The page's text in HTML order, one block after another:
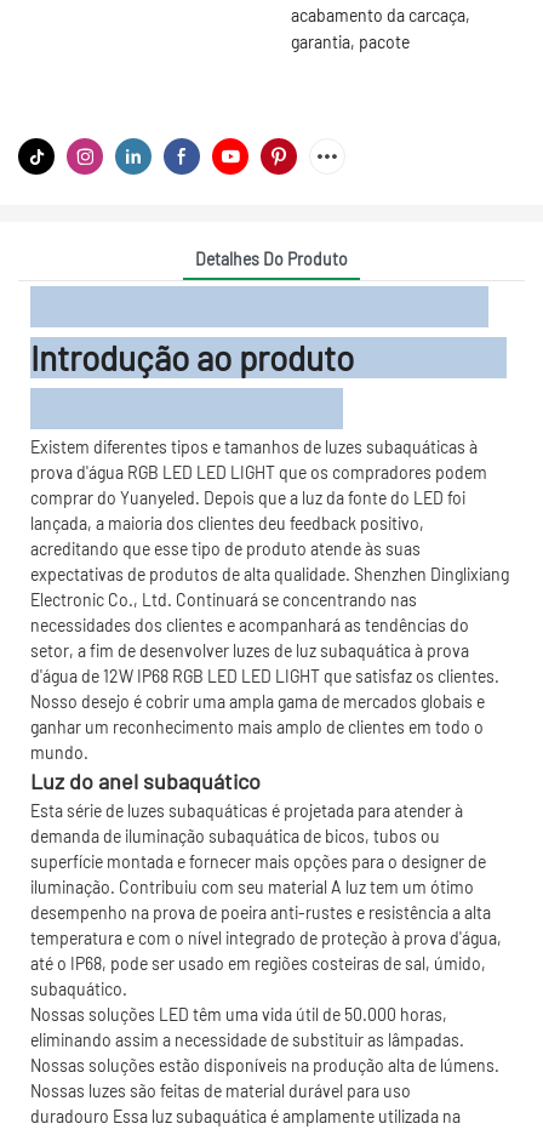
acabamento da carcaça,
garantia, pacote
Detalhes Do Produto
Introdução ao produto
Existem diferentes tipos e tamanhos de luzes subaquáticas à
prova d'água RGB LED LED LIGHT que os compradores podem
comprar do Yuanyeled. Depois que a luz da fonte do LED foi
lançada, a maioria dos clientes deu feedback positivo,
acreditando que esse tipo de produto atende às suas
expectativas de produtos de alta qualidade. Shenzhen Dinglixiang
Electronic Co., Ltd. Continuará se concentrando nas
necessidades dos clientes e acompanhará as tendências do
setor, a fim de desenvolver luzes de luz subaquática à prova
d'água de 12W IP68 RGB LED LED LIGHT que satisfaz os clientes.
Nosso desejo é cobrir uma ampla gama de mercados globais e
ganhar um reconhecimento mais amplo de clientes em todo o
mundo.
Luz do anel subaquático
Esta série de luzes subaquáticas é projetada para atender à
demanda de iluminação subaquática de bicos, tubos ou
superfície montada e fornecer mais opções para o designer de
iluminação. Contribuiu com seu material A luz tem um ótimo
desempenho na prova de poeira anti-rustes e resistência a alta
temperatura e com o nível integrado de proteção à prova d'água,
até o IP68, pode ser usado em regiões costeiras de sal, úmido,
subaquático.
Nossas soluções LED têm uma vida útil de 50.000 horas,
eliminando assim a necessidade de substituir as lâmpadas.
Nossas soluções estão disponíveis na produção alta de lúmens.
Nossas luzes são feitas de material durável para uso
duradouro Essa luz subaquática é amplamente utilizada na